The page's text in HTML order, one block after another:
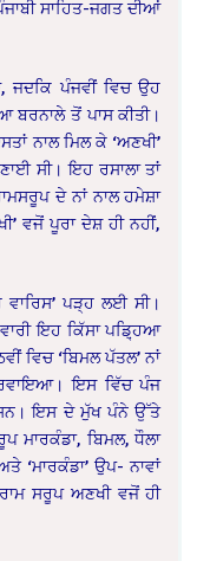
ਸਾਹਿਤ-ਜਗਤ ਦੀਆਂ
ਪੰਜਵੀਂ ਵਿਚ ਉਹ
ਤੋਂ ਪਾਸ ਕੀਤੀ।
ਨਾਲ ਮਿਲ ਕੇ ‘ਅਣਖੀ’
ਸੀ। ਇਹ ਰਸਾਲਾ ਤਾਂ
ਦੇ ਨਾਂ ਨਾਲ ਹਮੇਸ਼ਾ
ਵਜੋਂ ਪੂਰਾ ਦੇਸ਼ ਹੀ ਨਹੀਂ,
ਪੜ੍ਹ ਲਈ ਸੀ।
ਇਹ ਕਿੱਸਾ ਪਡ਼੍ਹਿਆ
ਵਿਚ ‘ਬਿਮਲ ਪੱਤਲ’ ਨਾਂ
ਇਸ ਵਿੱਚ ਪੰਜ
ਇਸ ਦੇ ਮੁੱਖ ਪੰਨੇ ਉੱਤੇ
ਮਾਰਕੰਡਾ, ਬਿਮਲ, ਧੌਲਾ
‘ਮਾਰਕੰਡਾ’ ਉਪ- ਨਾਵਾਂ
ਸਰੂਪ ਅਣਖੀ ਵਜੋਂ ਹੀ